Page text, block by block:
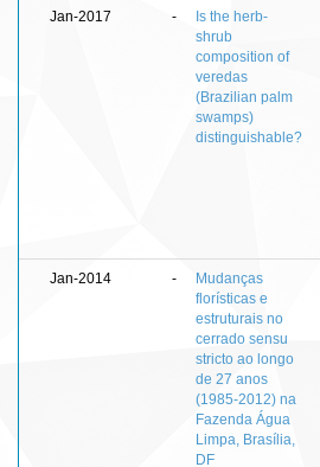
Jan-2017 -
Is the herb-
shrub
composition of
veredas
(Brazilian palm
swamps)
distinguishable?
Jan-2014 -
Mudanças
florísticas e
estruturais no
cerrado sensu
stricto ao longo
de 27 anos
(1985-2012) na
Fazenda Água
Limpa, Brasília,
DF